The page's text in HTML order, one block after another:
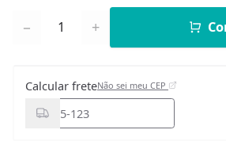
− +
Calcular freteNão sei meu CEP